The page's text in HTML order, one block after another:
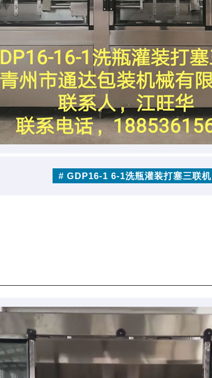
# GDP16-1 6-1洗瓶灌装打塞三联机